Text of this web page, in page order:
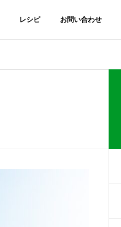
レシピ お問い合わせ